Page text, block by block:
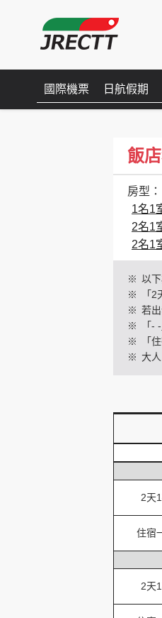
國際機票 日航假期
飯
房型：
1名1
2名1
2名1
※ 以
※
「
※ 若
※
「-
※
「
※ 大
2天
住宿
2天